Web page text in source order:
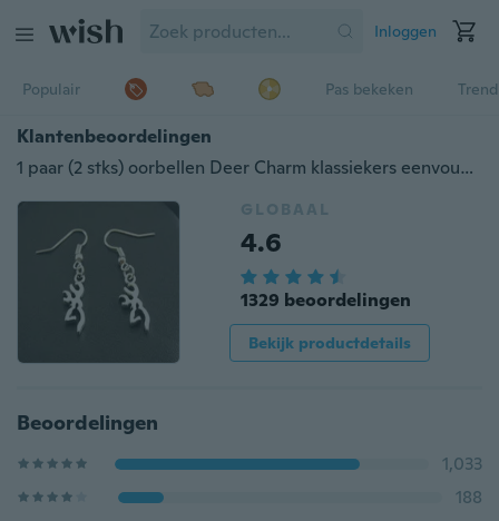
Inloggen
Populair Pas bekeken
Klantenbeoordelingen
1 paar (2 stks) oorbellen Deer Charm klassiekers eenvoud primaire kleur handgemaakte DIY sieraden accessoire E168
GLOBAAL
4.6
1329 beoordelingen
Bekijk productdetails
Beoordelingen
1,033
188